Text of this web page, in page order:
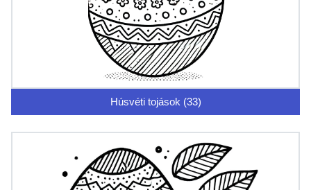
Húsvéti tojások (33)